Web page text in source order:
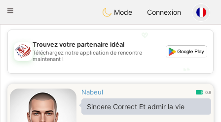
StatesDating
Toggle
Mode Connexion
💖
💕
Trouvez votre partenaire idéal
Téléchargez notre application de rencontre
maintenant !
Nabeul 0.8
Sincere Correct Et admir la vie